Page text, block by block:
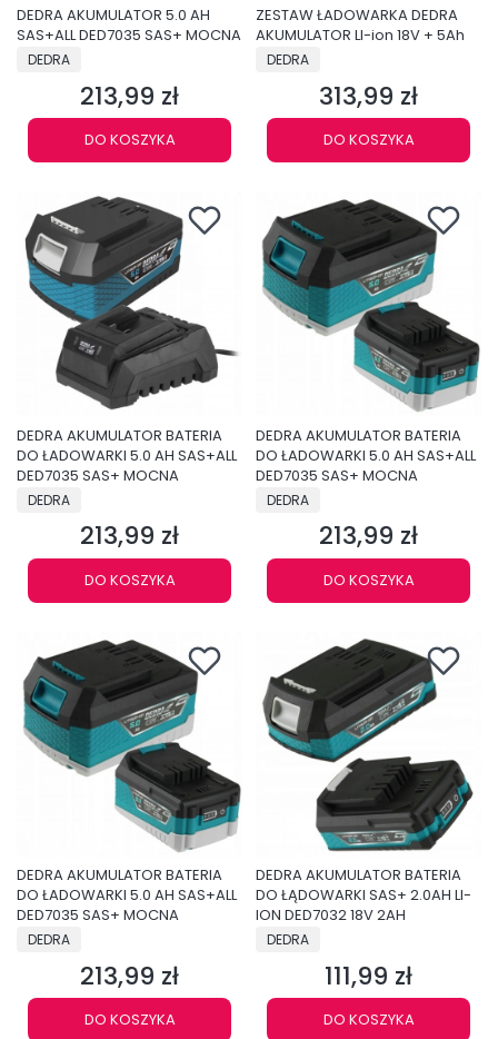
DEDRA AKUMULATOR 5.0 AH
SAS+ALL DED7035 SAS+ MOCNA
PRODUCENT
DEDRA
Cena
213,99 zł
DO KOSZYKA
ZESTAW ŁADOWARKA DEDRA
AKUMULATOR LI-ion 18V + 5Ah
PRODUCENT
DEDRA
Cena
313,99 zł
DO KOSZYKA
DEDRA AKUMULATOR BATERIA
DO ŁADOWARKI 5.0 AH SAS+ALL
DED7035 SAS+ MOCNA
PRODUCENT
DEDRA
Cena
213,99 zł
DO KOSZYKA
DEDRA AKUMULATOR BATERIA
DO ŁADOWARKI 5.0 AH SAS+ALL
DED7035 SAS+ MOCNA
PRODUCENT
DEDRA
Cena
213,99 zł
DO KOSZYKA
DEDRA AKUMULATOR BATERIA
DO ŁADOWARKI 5.0 AH SAS+ALL
DED7035 SAS+ MOCNA
PRODUCENT
DEDRA
Cena
213,99 zł
DO KOSZYKA
DEDRA AKUMULATOR BATERIA
DO ŁĄDOWARKI SAS+ 2.0AH LI-
ION DED7032 18V 2AH
PRODUCENT
DEDRA
Cena
111,99 zł
DO KOSZYKA